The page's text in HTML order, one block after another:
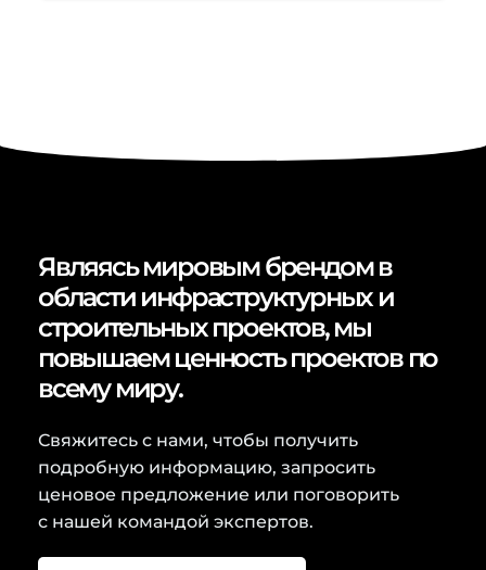
Являясь мировым брендом в
области инфраструктурных и
строительных проектов, мы
повышаем ценность проектов по
всему миру.
Свяжитесь с нами, чтобы получить
подробную информацию, запросить
ценовое предложение или поговорить
с нашей командой экспертов.